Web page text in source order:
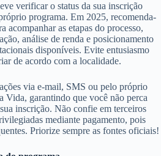
verificar o status da sua inscrição
programa. Em 2025, recomenda-
acompanhar as etapas do processo,
análise de renda e posicionamento
disponíveis. Evite entusiasmo
de acordo com a localidade.
via e-mail, SMS ou pelo próprio
Vida, garantindo que você não perca
inscrição. Não confie em terceiros
mediante pagamento, pois
Priorize sempre as fontes oficiais!